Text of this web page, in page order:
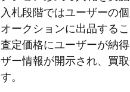
入札段階ではユーザーの
オークションに出品するこ
査定価格にユーザーが納
ザー情報が開示され、買
す。